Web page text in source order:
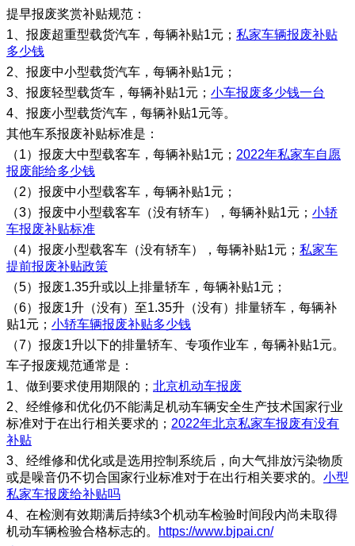
提早报废奖赏补贴规范：
1、报废超重型载货汽车，每辆补贴1元； 私家车辆报废补贴
多少钱
2、报废中小型载货汽车，每辆补贴1元；
3、报废轻型载货车，每辆补贴1元； 小车报废多少钱一台
4、报废小型载货汽车，每辆补贴1元等。
其他车系报废补贴标准是：
（1）报废大中型载客车，每辆补贴1元； 2022年私家车自愿
报废能给多少钱
（2）报废中小型载客车，每辆补贴1元；
（3）报废中小型载客车（没有轿车），每辆补贴1元； 小轿
车报废补贴标准
（4）报废小型载客车（没有轿车），每辆补贴1元； 私家车
提前报废补贴政策
（5）报废1.35升或以上排量轿车，每辆补贴1元；
（6）报废1升（没有）至1.35升（没有）排量轿车，每辆补
贴1元； 小轿车辆报废补贴多少钱
（7）报废1升以下的排量轿车、专项作业车，每辆补贴1元。
车子报废规范通常是：
1、做到要求使用期限的； 北京机动车报废
2、经维修和优化仍不能满足机动车辆安全生产技术国家行业
标准对于在出行相关要求的； 2022年北京私家车报废有没有
补贴
3、经维修和优化或是选用控制系统后，向大气排放污染物质
或是噪音仍不切合国家行业标准对于在出行相关要求的。 小型
私家车报废给补贴吗
4、在检测有效期满后持续3个机动车检验时间段内尚未取得
机动车辆检验合格标志的。
https://www.bjpai.cn/